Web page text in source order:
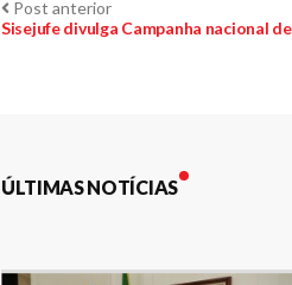
Navegação
Post anteriorPost
anterior:
Sisejufe divulga Campanha nacional
ÚLTIMAS NOTÍCIAS